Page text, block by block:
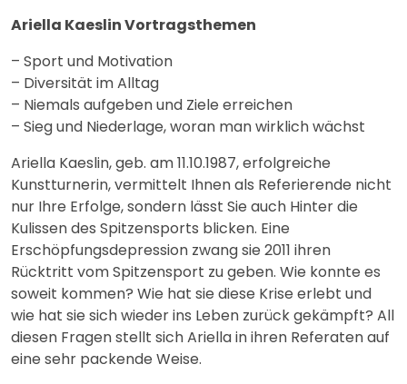
Ariella Kaeslin Vortragsthemen
– Sport und Motivation
– Diversität im Alltag
– Niemals aufgeben und Ziele erreichen
– Sieg und Niederlage, woran man wirklich wächst
Ariella Kaeslin, geb. am 11.10.1987, erfolgreiche
Kunstturnerin, vermittelt Ihnen als Referierende nicht
nur Ihre Erfolge, sondern lässt Sie auch Hinter die
Kulissen des Spitzensports blicken. Eine
Erschöpfungsdepression zwang sie 2011 ihren
Rücktritt vom Spitzensport zu geben. Wie konnte es
soweit kommen? Wie hat sie diese Krise erlebt und
wie hat sie sich wieder ins Leben zurück gekämpft? All
diesen Fragen stellt sich Ariella in ihren Referaten auf
eine sehr packende Weise.